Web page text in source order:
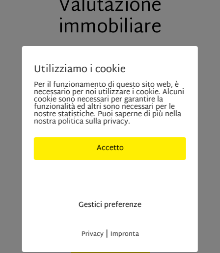
Utilizziamo i cookie
Per il funzionamento di questo sito web, è
necessario per noi utilizzare i cookie. Alcuni
cookie sono necessari per garantire la
funzionalità ed altri sono necessari per le
nostre statistiche. Puoi saperne di più nella
nostra politica sulla privacy.
Accetto
Gestici preferenze
Privacy| Impronta